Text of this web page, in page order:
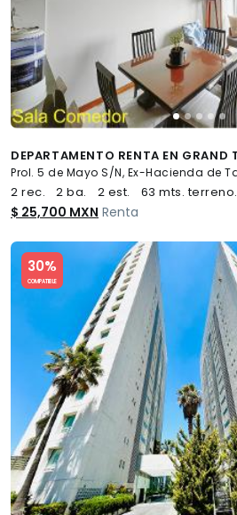
Prol. 5 de Mayo S/N, Ex-Hacienda de
2 rec. 2 ba. 2 est. 63 mts. terreno.
$ 25,700 MXN Renta
30%
COMPATIBLE
Slide 1 of 5